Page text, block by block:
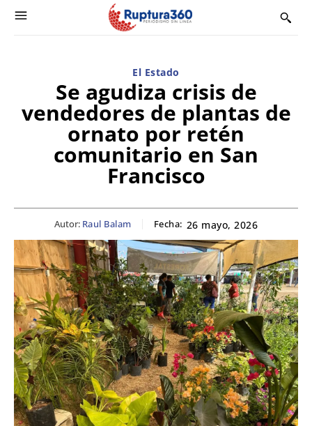
El Estado
Se agudiza crisis de
vendedores de plantas de
ornato por retén
comunitario en San
Francisco
Autor: Raul Balam Fecha: 26 mayo, 2026